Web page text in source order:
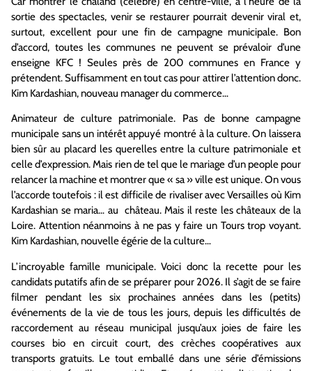
sortie des spectacles, venir se restaurer pourrait devenir viral et,
surtout, excellent pour une fin de campagne municipale. Bon
d’accord, toutes les communes ne peuvent se prévaloir d’une
enseigne KFC ! Seules près de 200 communes en France y
prétendent. Suffisamment en tout cas pour attirer l’attention donc.
Kim Kardashian, nouveau manager du commerce…
Animateur de culture patrimoniale. Pas de bonne campagne
municipale sans un intérêt appuyé montré à la culture. On laissera
bien sûr au placard les querelles entre la culture patrimoniale et
celle d’expression. Mais rien de tel que le mariage d’un people pour
relancer la machine et montrer que « sa » ville est unique. On vous
l’accorde toutefois : il est difficile de rivaliser avec Versailles où Kim
Kardashian se maria… au château. Mais il reste les châteaux de la
Loire. Attention néanmoins à ne pas y faire un Tours trop voyant.
Kim Kardashian, nouvelle égérie de la culture…
L’incroyable famille municipale. Voici donc la recette pour les
candidats putatifs afin de se préparer pour 2026. Il s’agit de se faire
filmer pendant les six prochaines années dans les (petits)
événements de la vie de tous les jours, depuis les difficultés de
raccordement au réseau municipal jusqu’aux joies de faire les
courses bio en circuit court, des crèches coopératives aux
transports gratuits. Le tout emballé dans une série d’émissions